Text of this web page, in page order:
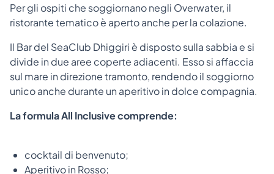
Per gli ospiti che soggiornano negli Overwater, il
ristorante tematico è aperto anche per la colazione.
Il Bar del SeaClub Dhiggiri è disposto sulla sabbia e si
divide in due aree coperte adiacenti. Esso si affaccia
sul mare in direzione tramonto, rendendo il soggiorno
unico anche durante un aperitivo in dolce compagnia.
La formula All Inclusive comprende:
cocktail di benvenuto;
Aperitivo in Rosso;